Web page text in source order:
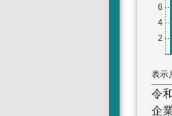
表示
令
企
2
4
6